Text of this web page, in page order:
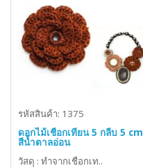
รหัสสินค้า: 1375
ดอกไม้เชือกเทียน 5 กลีบ 5 cm
สีน้ำตาลอ่อน
วัสดุ : ทำจากเชือกเท..